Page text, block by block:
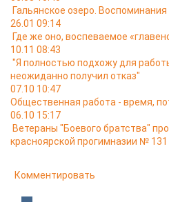
Гальянское озеро. Воспоминания
26.01 09:14
Где же оно, воспеваемое
10.11 08:43
"Я полностью подхожу для
неожиданно получил отказ"
07.10 10:47
Общественная работа - время,
06.10 15:17
Ветераны "Боевого братства"
красноярской прогимназии № 131
Комментировать